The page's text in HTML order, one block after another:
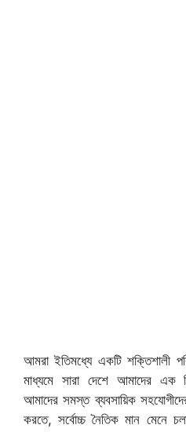
আমরা ইতিমধ্যে একটি শক্তিশালী
মাধ্যমে সারা দেশে আমাদের এক
আমাদের সমস্ত ব্যবসায়িক
করতে, সর্বোচ্চ নৈতিক মান মেনে